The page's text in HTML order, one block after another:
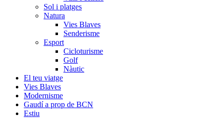
Sol i platges
Natura
Vies Blaves
Senderisme
Esport
Cicloturisme
Golf
Nàutic
El teu viatge
Vies Blaves
Modernisme
Gaudí a prop de BCN
Estiu